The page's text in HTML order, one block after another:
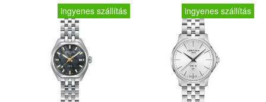
ingyenes szállítás ingyenes szállítás